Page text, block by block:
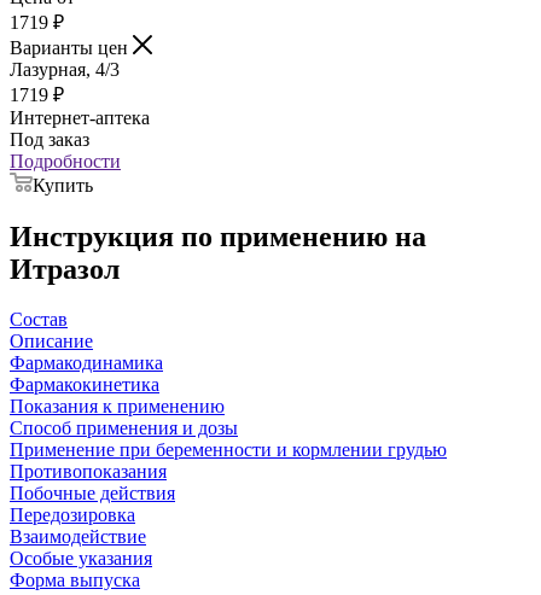
1719 ₽
Варианты цен
Лазурная, 4/3
1719 ₽
Интернет-аптека
Под заказ
Подробности
Купить
Инструкция по применению на
Итразол
Состав
Описание
Фармакодинамика
Фармакокинетика
Показания к применению
Cпособ применения и дозы
Применение при беременности и кормлении грудью
Противопоказания
Побочные действия
Передозировка
Взаимодействие
Особые указания
Форма выпуска